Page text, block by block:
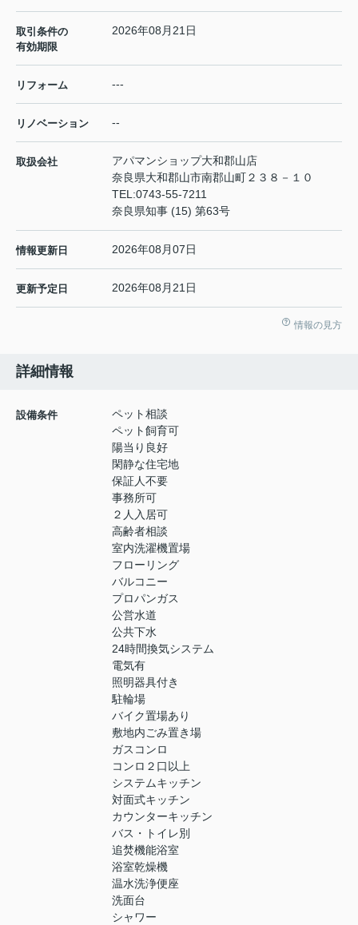
取引条件の
有効期限
2026年08月21日
リフォーム ---
リノベーション --
取扱会社
アパマンショップ大和郡山店
奈良県大和郡山市南郡山町２３８－１０
TEL:0743-55-7211
奈良県知事 (15) 第63号
情報更新日 2026年08月07日
更新予定日 2026年08月21日
情報の見方
詳細情報
設備条件
ペット相談
ペット飼育可
陽当り良好
閑静な住宅地
保証人不要
事務所可
２人入居可
高齢者相談
室内洗濯機置場
フローリング
バルコニー
プロパンガス
公営水道
公共下水
24時間換気システム
電気有
照明器具付き
駐輪場
バイク置場あり
敷地内ごみ置き場
ガスコンロ
コンロ２口以上
システムキッチン
対面式キッチン
カウンターキッチン
バス・トイレ別
追焚機能浴室
浴室乾燥機
温水洗浄便座
洗面台
シャワー